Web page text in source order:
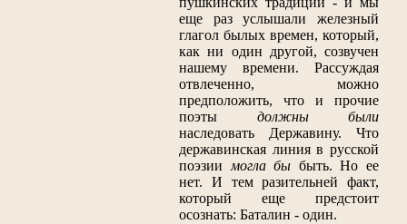
еще раз услышали железный
глагол былых времен, который,
как ни один другой, созвучен
нашему времени. Рассуждая
отвлеченно, можно
предположить, что и прочие
поэты должны были
наследовать Державину. Что
державинская линия в русской
поэзии могла бы быть. Но ее
нет. И тем разительней факт,
который еще предстоит
осознать: Баталин - один.